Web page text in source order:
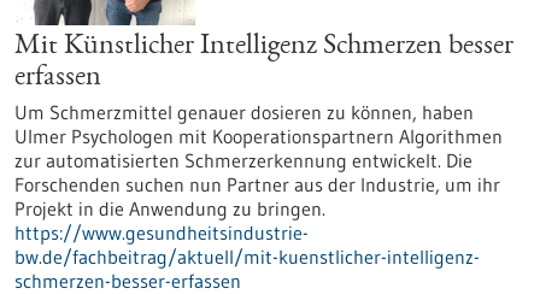
Mit Künstlicher Intelligenz Schmerzen besser
erfassen
Um Schmerzmittel genauer dosieren zu können, haben
Ulmer Psychologen mit Kooperationspartnern Algorithmen
zur automatisierten Schmerzerkennung entwickelt. Die
Forschenden suchen nun Partner aus der Industrie, um ihr
Projekt in die Anwendung zu bringen.
https://www.gesundheitsindustrie-
bw.de/fachbeitrag/aktuell/mit-kuenstlicher-intelligenz-
schmerzen-besser-erfassen